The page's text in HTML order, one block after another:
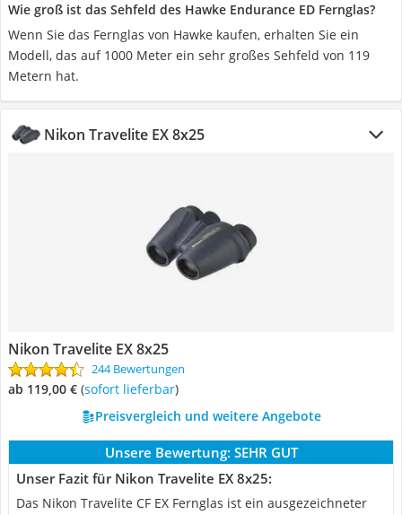
Wie groß ist das Sehfeld des Hawke Endurance ED Fernglas?
Wenn Sie das Fernglas von Hawke kaufen, erhalten Sie ein
Modell, das auf 1000 Meter ein sehr großes Sehfeld von 119
Metern hat.
Nikon Travelite EX 8x25
Nikon Travelite EX 8x25
244 Bewertungen
ab 119,00 € ( Sofort lieferbar)
Preisvergleich und weitere Angebote
Unsere Bewertung: SEHR GUT
Unser Fazit für Nikon Travelite EX 8x25:
Das Nikon Travelite CF EX Fernglas ist ein ausgezeichneter